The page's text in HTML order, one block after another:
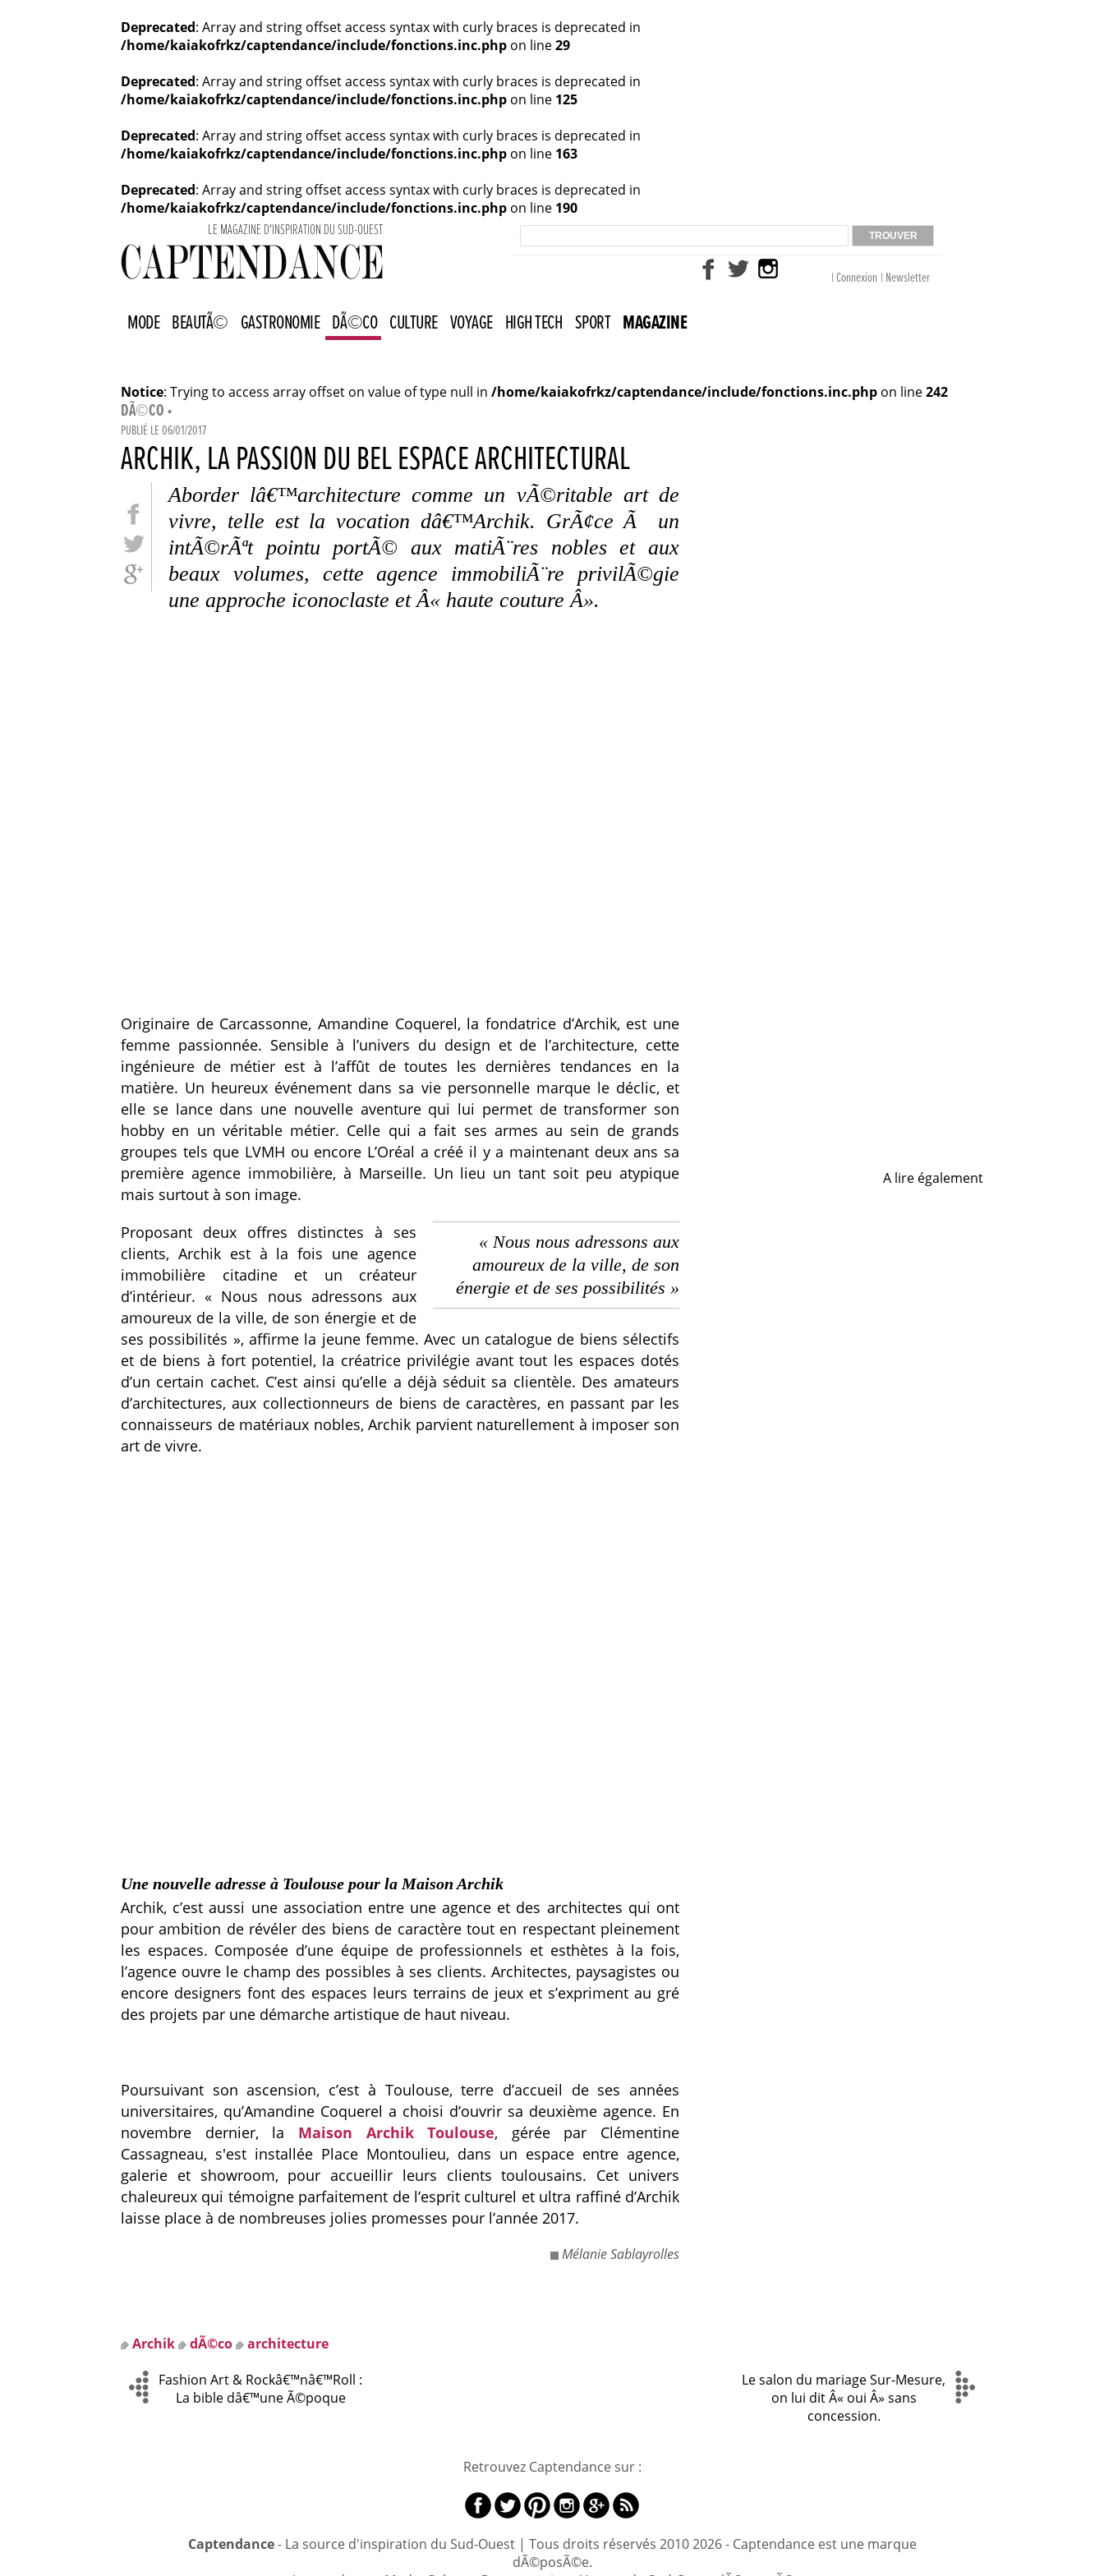
Deprecated: Array and string offset access syntax with curly braces is deprecated in
/home/kaiakofrkz/captendance/include/fonctions.inc.php on line29
Deprecated: Array and string offset access syntax with curly braces is deprecated in
/home/kaiakofrkz/captendance/include/fonctions.inc.php on line 125
Deprecated: Array and string offset access syntax with curly braces is deprecated in
/home/kaiakofrkz/captendance/include/fonctions.inc.php on line 163
Deprecated: Array and string offset access syntax with curly braces is deprecated in
/home/kaiakofrkz/captendance/include/fonctions.inc.php on line 190
LE MAGAZINE D'INSPIRATION DU SUD-OUEST
| Connexion | Newsletter
MODE BEAUTÃ© GASTRONOMIE DÃ©CO CULTURE VOYAGE HIGH TECH SPORT MAGAZINE
Notice: Trying to access array offset on value of type null in /home/kaiakofrkz/captendance/include/fonctions.inc.php on line242
DÃ©CO•
PUBLIÉ LE06/01/2017
ARCHIK, LA PASSION DU BEL ESPACE ARCHITECTURAL
Aborder lâ€™architecture comme un vÃ©ritable art de
vivre, telle est la vocation dâ€™Archik. GrÃ¢ce Ã un
intÃ©rÃªt pointu portÃ© aux matiÃ¨res nobles et aux
beaux volumes, cette agence immobiliÃ¨re privilÃ©gie
une approche iconoclaste et Â« haute couture Â».
Originaire de Carcassonne, Amandine Coquerel, la fondatrice d’Archik, est une
femme passionnée. Sensible à l’univers du design et de l’architecture, cette
ingénieure de métier est à l’affût de toutes les dernières tendances en la
matière. Un heureux événement dans sa vie personnelle marque le déclic, et
elle se lance dans une nouvelle aventure qui lui permet de transformer son
hobby en un véritable métier. Celle qui a fait ses armes au sein de grands
groupes tels que LVMH ou encore L’Oréal a créé il y a maintenant deux ans sa
première agence immobilière, à Marseille. Un lieu un tant soit peu atypique
mais surtout à son image.
« Nous nous adressons aux
amoureux de la ville, de son
énergie et de ses possibilités »
Proposant deux offres distinctes à ses
clients, Archik est à la fois une agence
immobilière citadine et un créateur
d’intérieur. « Nous nous adressons aux
amoureux de la ville, de son énergie et de
ses possibilités », affirme la jeune femme. Avec un catalogue de biens sélectifs
et de biens à fort potentiel, la créatrice privilégie avant tout les espaces dotés
d’un certain cachet. C’est ainsi qu’elle a déjà séduit sa clientèle. Des amateurs
d’architectures, aux collectionneurs de biens de caractères, en passant par les
connaisseurs de matériaux nobles, Archik parvient naturellement à imposer son
art de vivre.
Une nouvelle adresse à Toulouse pour la Maison Archik
Archik, c’est aussi une association entre une agence et des architectes qui ont
pour ambition de révéler des biens de caractère tout en respectant pleinement
les espaces. Composée d’une équipe de professionnels et esthètes à la fois,
l’agence ouvre le champ des possibles à ses clients. Architectes, paysagistes ou
encore designers font des espaces leurs terrains de jeux et s’expriment au gré
des projets par une démarche artistique de haut niveau.
Poursuivant son ascension, c’est à Toulouse, terre d’accueil de ses années
universitaires, qu’Amandine Coquerel a choisi d’ouvrir sa deuxième agence. En
novembre dernier, la Maison Archik Toulouse, gérée par Clémentine
Cassagneau, s'est installée Place Montoulieu, dans un espace entre agence,
galerie et showroom, pour accueillir leurs clients toulousains. Cet univers
chaleureux qui témoigne parfaitement de l’esprit culturel et ultra raffiné d’Archik
laisse place à de nombreuses jolies promesses pour l’année 2017.
Mélanie Sablayrolles
Archik dÃ©co architecture
A lire également
Fashion Art & Rockâ€™nâ€™Roll :
La bible dâ€™une Ã©poque
Le salon du mariage Sur-Mesure,
on lui dit Â« oui Â» sans
concession.
Retrouvez Captendance sur :
Captendance- La source d'inspiration du Sud-Ouest | Tous droits réservés 2010 2026 - Captendance est une marque
dÃ©posÃ©e.